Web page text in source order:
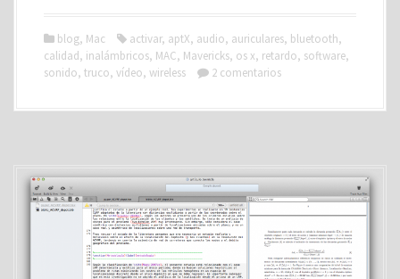
blog, Mac activar, aptX, audio, auriculares, bluetooth,
calidad, inalámbricos, MAC, Mavericks, os x, retardo, software,
sonido, truco, vídeo, wireless 2 comentarios